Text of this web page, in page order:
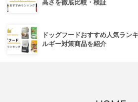
高さを徹底比較・検証
ドッグフードおすすめ人気ラン
ルギー対策商品を紹介